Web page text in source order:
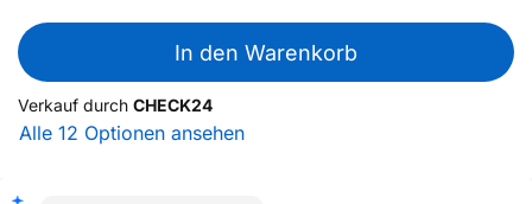
In den Warenkorb
Verkauf durch CHECK24
Alle 12 Optionen ansehen